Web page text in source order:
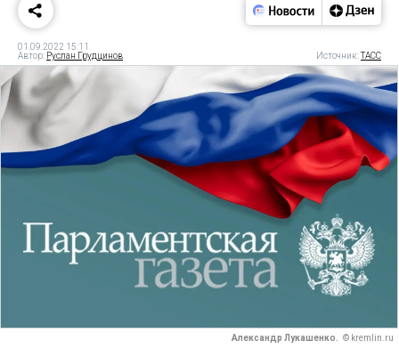
01.09.2022 15:11
Автор: Руслан Грудцинов Источник:ТАСС
Александр Лукашенко. © kremlin.ru